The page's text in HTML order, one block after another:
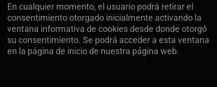
En cualquier momento, el usuario podrá retirar el
consentimiento otorgado inicialmente activando la
ventana informativa de cookies desde donde otorgó
su consentimiento. Se podrá acceder a esta ventana
en la página de inicio de nuestra página web.